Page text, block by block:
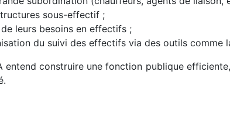
sous-effectif ;
leurs besoins en effectifs ;
du suivi des effectifs via des outils comme
entend construire une fonction publique
sa riposte avec la vaccination dès les premières